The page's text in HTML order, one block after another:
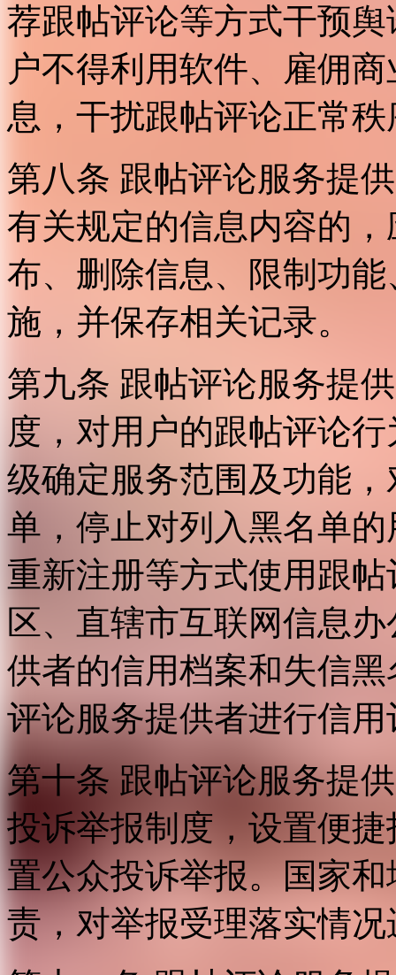
荐跟帖评论等方式干预
户不得利用软件、雇佣
息，干扰跟帖评论正常
第八条 跟帖评论服务提
有关规定的信息内容的
布、删除信息、限制功
施，并保存相关记录。
第九条 跟帖评论服务提
度，对用户的跟帖评论
级确定服务范围及功能
单，停止对列入黑名单
重新注册等方式使用跟
区、直辖市互联网信息
供者的信用档案和失信
评论服务提供者进行信用
第十条 跟帖评论服务提
投诉举报制度，设置便
置公众投诉举报。国家
责，对举报受理落实情